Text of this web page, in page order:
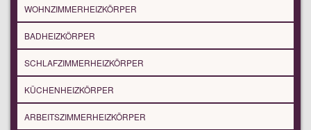
WOHNZIMMERHEIZKÖRPER
BADHEIZKÖRPER
SCHLAFZIMMERHEIZKÖRPER
KÜCHENHEIZKÖRPER
ARBEITSZIMMERHEIZKÖRPER